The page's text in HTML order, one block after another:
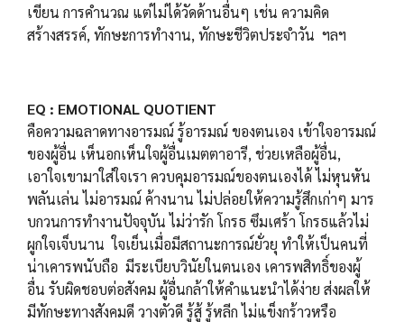
เขียน การคำนวณ แต่ไม่ได้วัดด้านอื่นๆ เช่น ความคิด
สร้างสรรค์, ทักษะการทำงาน, ทักษะชีวิตประจำวัน ฯลฯ
EQ : EMOTIONAL QUOTIENT
คือความฉลาดทางอารมณ์ รู้อารมณ์ ของตนเอง เข้าใจอารมณ์
ของผู้อื่น เห็นอกเห็นใจผู้อื่นเมตตาอารี, ช่วยเหลือผู้อื่น,
เอาใจเขามาใส่ใจเรา ควบคุมอารมณ์ของตนเองได้ ไม่หุนหัน
พลันเล่น ไม่อารมณ์ ค้างนาน ไม่ปล่อยให้ความรู้สึกเก่าๆ มาร
บกวนการทำงานปัจจุบัน ไม่ว่ารัก โกรธ ซึมเศร้า โกรธแล้วไม่
ผูกใจเจ็บนาน ใจเย็นเมื่อมีสถานะการณ์ยั่วยุ ทำให้เป็นคนที่
น่าเคารพนับถือ มีระเบียบวินัยในตนเอง เคารพสิทธิ์ของผู้
อื่น รับผิดชอบต่อสังคม ผู้อื่นกล้าให้คำแนะนำได้ง่าย ส่งผลให้
มีทักษะทางสังคมดี วางตัวดี รู้สู้ รู้หลีก ไม่แข็งกร้าวหรือ